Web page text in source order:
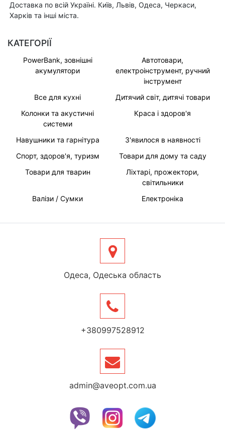
Доставка по всій Україні. Київ, Львів, Одеса, Черкаси,
Харків та інші міста.
КАТЕГОРІЇ
PowerBank, зовнішні
акумулятори
Автотовари,
електроінструмент, ручний
інструмент
Все для кухні
Дитячий світ, дитячі товари
Колонки та акустичні
системи
Краса і здоров'я
Навушники та гарнітура
З'явилося в наявності
Спорт, здоров'я, туризм
Товари для дому та саду
Товари для тварин
Ліхтарі, прожектори,
світильники
Валізи / Сумки
Електроніка
Одеса, Одеська область
+380997528912
admin@aveopt.com.ua